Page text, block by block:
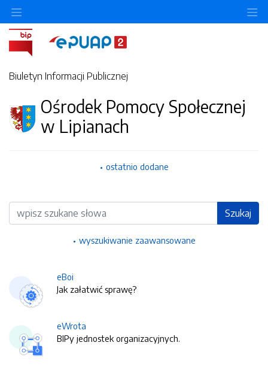
Biuletyn Informacji Publicznej
Ośrodek Pomocy Społecznej
w Lipianach
ostatnio dodane
Wyszukiwarka Szukaj
wyszukiwanie zaawansowane
eBoi
Jak załatwić sprawę?
eWrota
BIPy jednostek organizacyjnych.